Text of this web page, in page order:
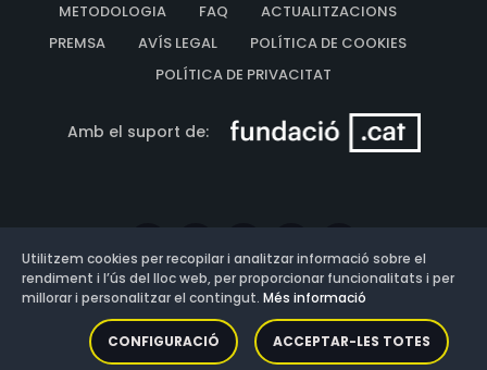
METODOLOGIA FAQ
ACTUALITZACIONS
PREMSA
AVÍS LEGAL
POLÍTICA DE COOKIES
POLÍTICA DE PRIVACITAT
Amb el suport de:
Versió: 3.13.0.202607011342
Utilitzem cookies per recopilar i analitzar informació sobre el
rendiment i l’ús del lloc web, per proporcionar funcionalitats i per
millorar i personalitzar el contingut. Més informació
CONFIGURACIÓ ACCEPTAR-LES TOTES